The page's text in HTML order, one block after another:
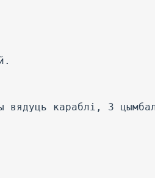
вядуць караблі, 3